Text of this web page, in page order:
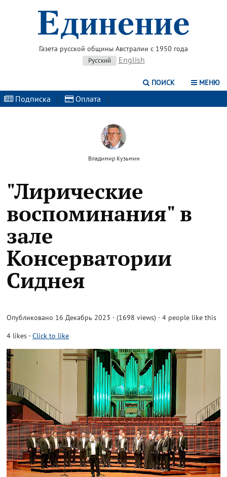
Газета русской общины Австралии с 1950 года
Русский English
ПОИСК МЕНЮ
Подписка | Оплата |
Владимир Кузьмин
"Лирические
воспоминания" в
зале
Консерватории
Сиднея
Опубликовано 16 Декабрь 2023 · (1698 views) · 4 people like this
4likes-Click to like